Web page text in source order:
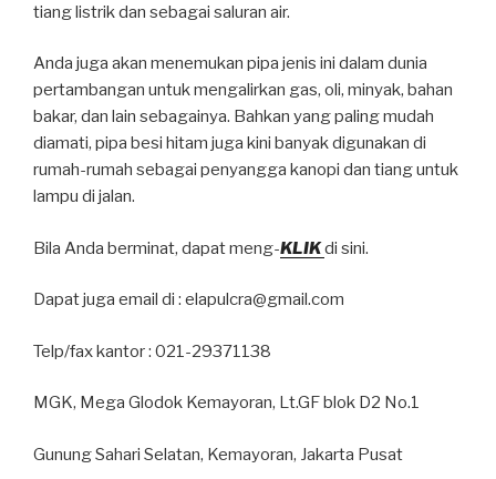
tiang listrik dan sebagai saluran air.
Anda juga akan menemukan pipa jenis ini dalam dunia
pertambangan untuk mengalirkan gas, oli, minyak, bahan
bakar, dan lain sebagainya. Bahkan yang paling mudah
diamati, pipa besi hitam juga kini banyak digunakan di
rumah-rumah sebagai penyangga kanopi dan tiang untuk
lampu di jalan.
Bila Anda berminat, dapat meng-KLIKdi sini.
Dapat juga email di : elapulcra@gmail.com
Telp/fax kantor : 021-29371138
MGK, Mega Glodok Kemayoran, Lt.GF blok D2 No.1
Gunung Sahari Selatan, Kemayoran, Jakarta Pusat